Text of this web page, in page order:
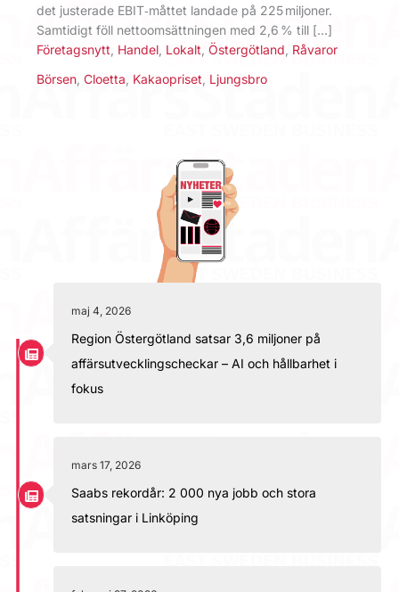
det justerade EBIT‑måttet landade på 225 miljoner.
Samtidigt föll netto­omsättningen med 2,6 % till […]
Företagsnytt Handel Lokalt Östergötland Råvaror
Börsen Cloetta Kakaopriset Ljungsbro
maj 4, 2026
Region Östergötland satsar 3,6 miljoner på
affärsutvecklingscheckar – AI och hållbarhet i
fokus
mars 17, 2026
Saabs rekordår: 2 000 nya jobb och stora
satsningar i Linköping